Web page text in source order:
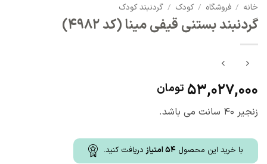
خانه / فروشگاه / کودک / گردنبند کودک
گردنبند بستنی قیفی مینا (کد 4982)
53,027,000 تومان
زنجیر 40 سانت می باشد.
با خرید این محصول 54امتیاز دریافت کنید.